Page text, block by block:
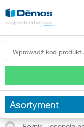
Asortyment